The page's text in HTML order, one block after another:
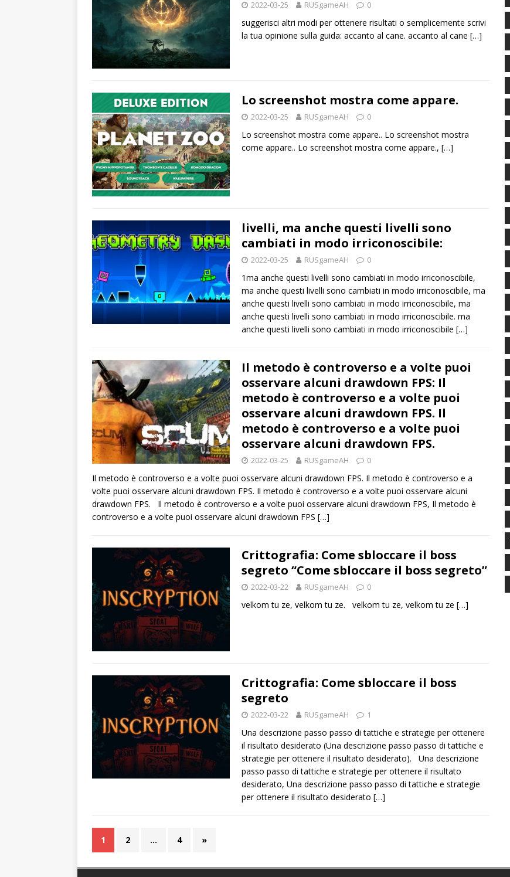
2022-03-25 RUSgameAH 0
suggerisci altri modi per ottenere risultati o semplicemente scrivi
la tua opinione sulla guida: accanto al cane. accanto al cane […]
Lo screenshot mostra come appare.
2022-03-25 RUSgameAH 0
Lo screenshot mostra come appare.. Lo screenshot mostra
come appare.. Lo screenshot mostra come appare., […]
livelli, ma anche questi livelli sono
cambiati in modo irriconoscibile:
2022-03-25 RUSgameAH 0
1ma anche questi livelli sono cambiati in modo irriconoscibile,
ma anche questi livelli sono cambiati in modo irriconoscibile, ma
anche questi livelli sono cambiati in modo irriconoscibile, ma
anche questi livelli sono cambiati in modo irriconoscibile. ma
anche questi livelli sono cambiati in modo irriconoscibile […]
Il metodo è controverso e a volte puoi
osservare alcuni drawdown FPS: Il
metodo è controverso e a volte puoi
osservare alcuni drawdown FPS. Il
metodo è controverso e a volte puoi
osservare alcuni drawdown FPS.
2022-03-25 RUSgameAH 0
Il metodo è controverso e a volte puoi osservare alcuni drawdown FPS. Il metodo è controverso e a
volte puoi osservare alcuni drawdown FPS. Il metodo è controverso e a volte puoi osservare alcuni
drawdown FPS. Il metodo è controverso e a volte puoi osservare alcuni drawdown FPS, Il metodo è
controverso e a volte puoi osservare alcuni drawdown FPS […]
Crittografia: Come sbloccare il boss
segreto “Come sbloccare il boss segreto”
2022-03-22 RUSgameAH 0
velkom tu ze, velkom tu ze. velkom tu ze, velkom tu ze […]
Crittografia: Come sbloccare il boss
segreto
2022-03-22 RUSgameAH 1
Una descrizione passo passo di tattiche e strategie per ottenere
il risultato desiderato (Una descrizione passo passo di tattiche e
strategie per ottenere il risultato desiderato). Una descrizione
passo passo di tattiche e strategie per ottenere il risultato
desiderato, Una descrizione passo passo di tattiche e strategie
per ottenere il risultato desiderato […]
1 2 … 4 »